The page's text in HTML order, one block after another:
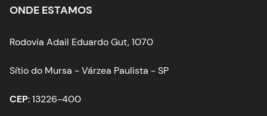
ONDE ESTAMOS
Rodovia Adail Eduardo Gut, 1070
Sítio do Mursa - Várzea Paulista - SP
CEP: 13226-400